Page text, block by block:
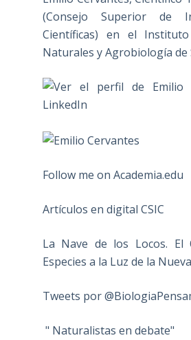
(Consejo Superior de
Científicas) en el
Naturales y Agrobiología de
Follow me on Academia.edu
Artículos en digital CSIC
La Nave de los Locos. El
Especies a la Luz de la
Tweets por
" Naturalistas en debate"